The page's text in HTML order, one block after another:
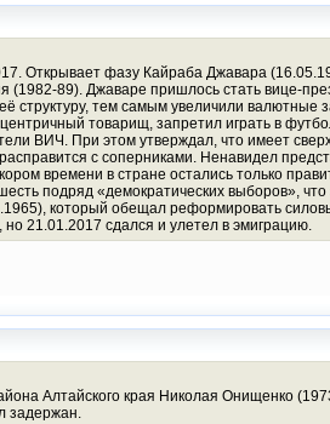
Открывает фазу Кайраба Джавара
89). Джаваре пришлось стать вице-
структуру, тем самым увеличили валютные
товарищ, запретил играть в
ВИЧ. При этом утверждал, что имеет
с соперниками. Ненавидел
времени в стране остались только
подряд «демократических выборов»,
который обещал реформировать
21.01.2017 сдался и улетел в эмиграцию.
Алтайского края Николая Онищенко
задержан.